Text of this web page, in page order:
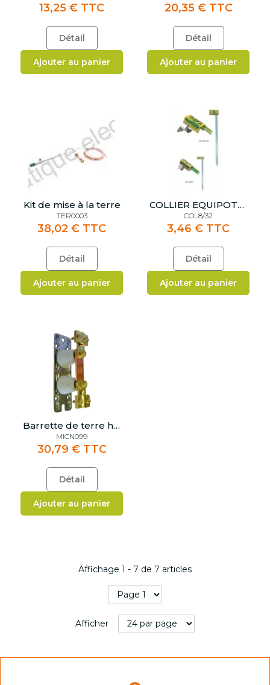
13,25 € TTC
Détail
Ajouter au panier
20,35 € TTC
Détail
Ajouter au panier
Kit de mise à la terre
TER0003
38,02 € TTC
Détail
Ajouter au panier
COLLIER EQUIPOTENTIALITE pour tuyaux 8 à 32 mm
COL8/32
3,46 € TTC
Détail
Ajouter au panier
Barrette de terre haute
MICN099
30,79 € TTC
Détail
Ajouter au panier
Affichage 1 - 7 de 7 articles
Afficher